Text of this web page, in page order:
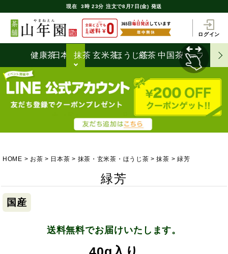
現在 3時 23分 注文で8月7日(金) 発送
ログイン
健康茶日本茶抹茶 玄米茶ほうじ茶
紅茶 中国茶ハーブティ
HOME お茶 日本茶 抹茶・玄米茶・ほうじ茶 抹茶 緑芳
緑芳
国産
送料無料でお届けいたします。